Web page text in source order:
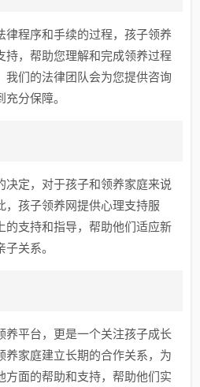
律程序和手续的过程，孩子领养
持，帮助您理解和完成领养过程
我们的法律团队会为您提供咨询
分保障。
决定，对于孩子和领养家庭来说
，孩子领养网提供心理支持服
的支持和指导，帮助他们适应新
关系。
养平台，更是一个关注孩子成长
养家庭建立长期的合作关系，为
方面的帮助和支持，帮助他们实